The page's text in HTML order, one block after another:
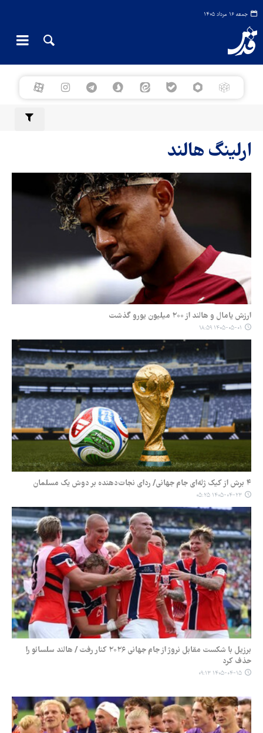
جمعه ۱۶ مرداد ۱۴۰۵
ارلینگ هالند
ارزش یامال و هالند از ۲۰۰ میلیون یورو گذشت
۱۴۰۵-۰۵-۰۱ ۱۸:۵۹
۴ برش از کیک ژله‌ای جام جهانی/ ردای نجات‌دهنده بر دوش یک مسلمان
۱۴۰۵-۰۴-۲۳ ۰۵:۲۵
برزیل با شکست مقابل نروژ از جام جهانی ۲۰۲۶ کنار رفت / هالند سلسائو را
حذف کرد
۱۴۰۵-۰۴-۱۵ ۰۹:۱۳